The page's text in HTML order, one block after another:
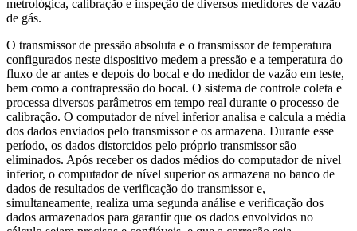
metrológica, calibração e inspeção de diversos medidores de vazão
de gás.
O transmissor de pressão absoluta e o transmissor de temperatura
configurados neste dispositivo medem a pressão e a temperatura do
fluxo de ar antes e depois do bocal e do medidor de vazão em teste,
bem como a contrapressão do bocal. O sistema de controle coleta e
processa diversos parâmetros em tempo real durante o processo de
calibração. O computador de nível inferior analisa e calcula a média
dos dados enviados pelo transmissor e os armazena. Durante esse
período, os dados distorcidos pelo próprio transmissor são
eliminados. Após receber os dados médios do computador de nível
inferior, o computador de nível superior os armazena no banco de
dados de resultados de verificação do transmissor e,
simultaneamente, realiza uma segunda análise e verificação dos
dados armazenados para garantir que os dados envolvidos no